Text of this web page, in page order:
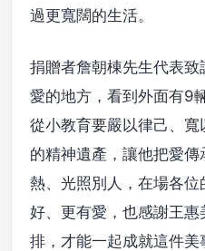
過更寬闊的生活。
捐贈者詹朝棟先生代表
愛的地方，看到外面有9
從小教育要嚴以律己、
的精神遺產，讓他把愛
熱、光照別人，在場各
好、更有愛，也感謝王
排，才能一起成就這件